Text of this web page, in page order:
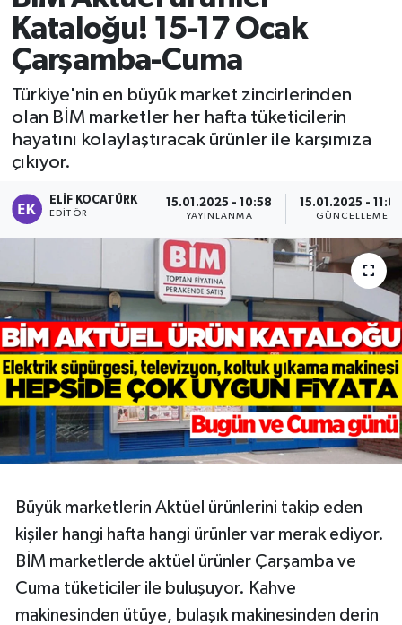
Kataloğu! 15-17 Ocak
Çarşamba-Cuma
Türkiye'nin en büyük market zincirlerinden
olan BİM marketler her hafta tüketicilerin
hayatını kolaylaştıracak ürünler ile karşımıza
çıkıyor.
ELIF KOCATÜRK
EDITÖR
15.01.2025 - 10:58
YAYINLANMA
15.01.2025 -
GÜNCELLEME
Büyük marketlerin Aktüel ürünlerini takip eden
kişiler hangi hafta hangi ürünler var merak ediyor.
BİM marketlerde aktüel ürünler Çarşamba ve
Cuma tüketiciler ile buluşuyor. Kahve
makinesinden ütüye, bulaşık makinesinden derin
RESMİ İLAN
BİLİM VE TEKNOLOJİ
RESMİ İLAN
Yaşam
Tarih
Çevre
Dünya
Künye
SPOR
Vefat
Video